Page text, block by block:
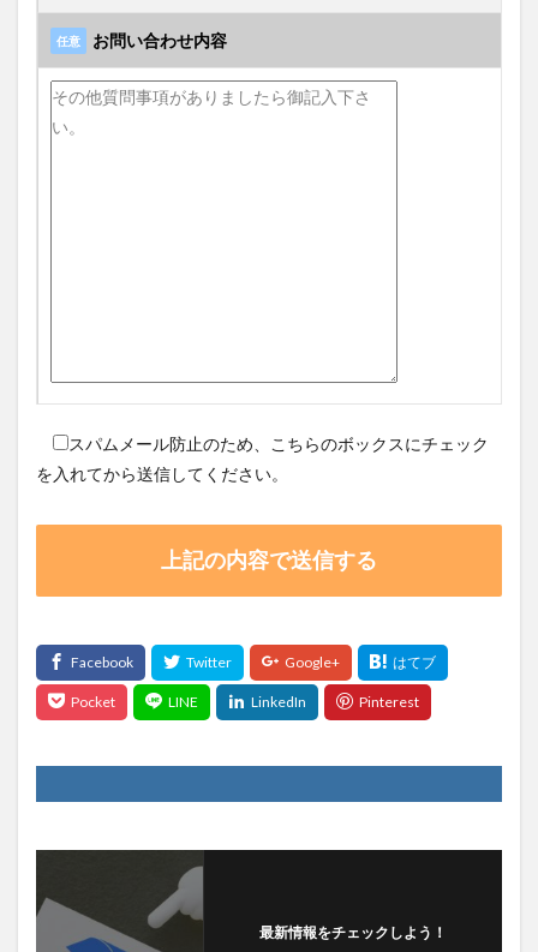
任意 お問い合わせ内容
スパムメール防止のため、こちらのボックスにチェック
を入れてから送信してください。
最新情報をチェックしよう！